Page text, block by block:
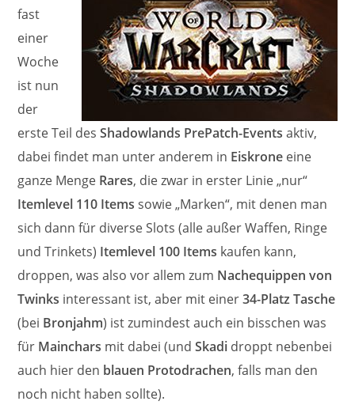
fast
einer
Woche
ist nun
der
erste Teil desShadowlands PrePatch-Events aktiv,
dabei findet man unter anderem in Eiskrone eine
ganze Menge Rares, die zwar in erster Linie „nur“
Itemlevel 110 Items sowie „Marken“, mit denen man
sich dann für diverse Slots (alle außer Waffen, Ringe
und Trinkets) Itemlevel 100 Items kaufen kann,
droppen, was also vor allem zum Nachequippen von
Twinks interessant ist, aber mit einer34-Platz Tasche
(bei Bronjahm) ist zumindest auch ein bisschen was
für Mainchars mit dabei (undSkadi droppt nebenbei
auch hier den blauen Protodrachen, falls man den
noch nicht haben sollte).